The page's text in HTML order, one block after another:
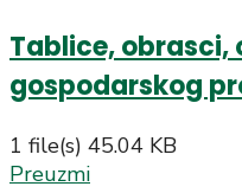
Tablice, obrasci,
gospodarskog
1 file(s) 45.04 KB
Preuzmi